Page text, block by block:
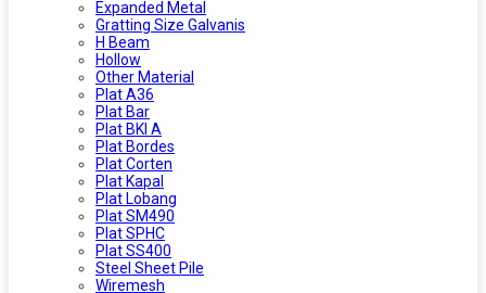
Expanded Metal
Gratting Size Galvanis
H Beam
Hollow
Other Material
Plat A36
Plat Bar
Plat BKI A
Plat Bordes
Plat Corten
Plat Kapal
Plat Lobang
Plat SM490
Plat SPHC
Plat SS400
Steel Sheet Pile
Wiremesh